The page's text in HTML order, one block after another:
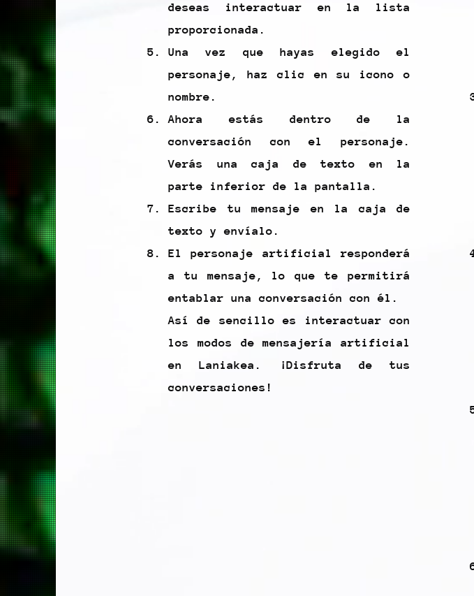
deseas interactuar en la lista
proporcionada.
Una vez que hayas elegido el
personaje, haz clic en su icono o
nombre.
Ahora estás dentro de la
conversación con el personaje.
Verás una caja de texto en la
parte inferior de la pantalla.
Escribe tu mensaje en la caja de
texto y envíalo.
El personaje artificial responderá
a tu mensaje, lo que te permitirá
entablar una conversación con él.
Así de sencillo es interactuar con
los modos de mensajería artificial
en Laniakea. ¡Disfruta de tus
conversaciones!